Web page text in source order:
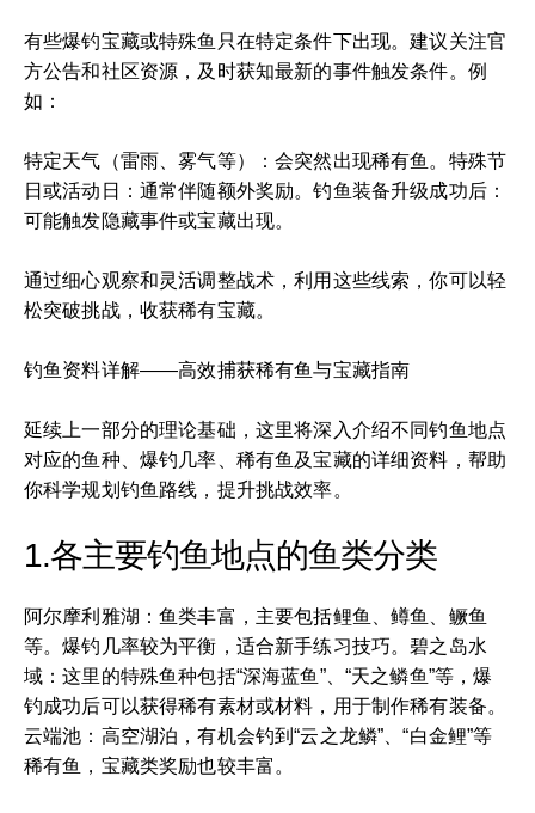
有些爆钓宝藏或特殊鱼只在特定条件下出现。建议关注官
方公告和社区资源，及时获知最新的事件触发条件。例
如：
特定天气（雷雨、雾气等）：会突然出现稀有鱼。特殊节
日或活动日：通常伴随额外奖励。钓鱼装备升级成功后：
可能触发隐藏事件或宝藏出现。
通过细心观察和灵活调整战术，利用这些线索，你可以轻
松突破挑战，收获稀有宝藏。
钓鱼资料详解——高效捕获稀有鱼与宝藏指南
延续上一部分的理论基础，这里将深入介绍不同钓鱼地点
对应的鱼种、爆钓几率、稀有鱼及宝藏的详细资料，帮助
你科学规划钓鱼路线，提升挑战效率。
1.各主要钓鱼地点的鱼类分类
阿尔摩利雅湖：鱼类丰富，主要包括鲤鱼、鳟鱼、鳜鱼
等。爆钓几率较为平衡，适合新手练习技巧。碧之岛水
域：这里的特殊鱼种包括“深海蓝鱼”、“天之鳞鱼”等，爆
钓成功后可以获得稀有素材或材料，用于制作稀有装备。
云端池：高空湖泊，有机会钓到“云之龙鳞”、“白金鲤”等
稀有鱼，宝藏类奖励也较丰富。